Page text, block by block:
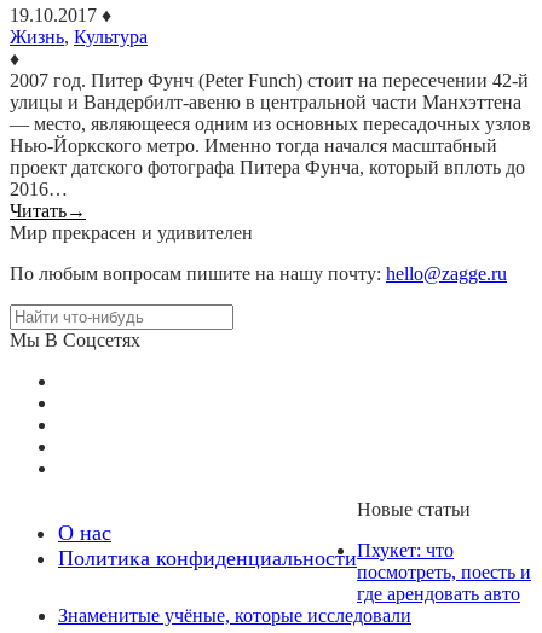
19.10.2017 ♦
Жизнь, Культура
♦
2007 год. Питер Фунч (Peter Funch) стоит на пересечении 42-й
улицы и Вандербилт-авеню в центральной части Манхэттена
— место, являющееся одним из основных пересадочных узлов
Нью-Йоркского метро. Именно тогда начался масштабный
проект датского фотографа Питера Фунча, который вплоть до
2016…
Читать→
Мир прекрасен и удивителен
По любым вопросам пишите на нашу почту: hello@zagge.ru
Мы В Соцсетях
О нас
Политика конфиденциальности
Новые статьи
Пхукет: что
посмотреть, поесть и
где арендовать авто
Знаменитые учёные, которые исследовали